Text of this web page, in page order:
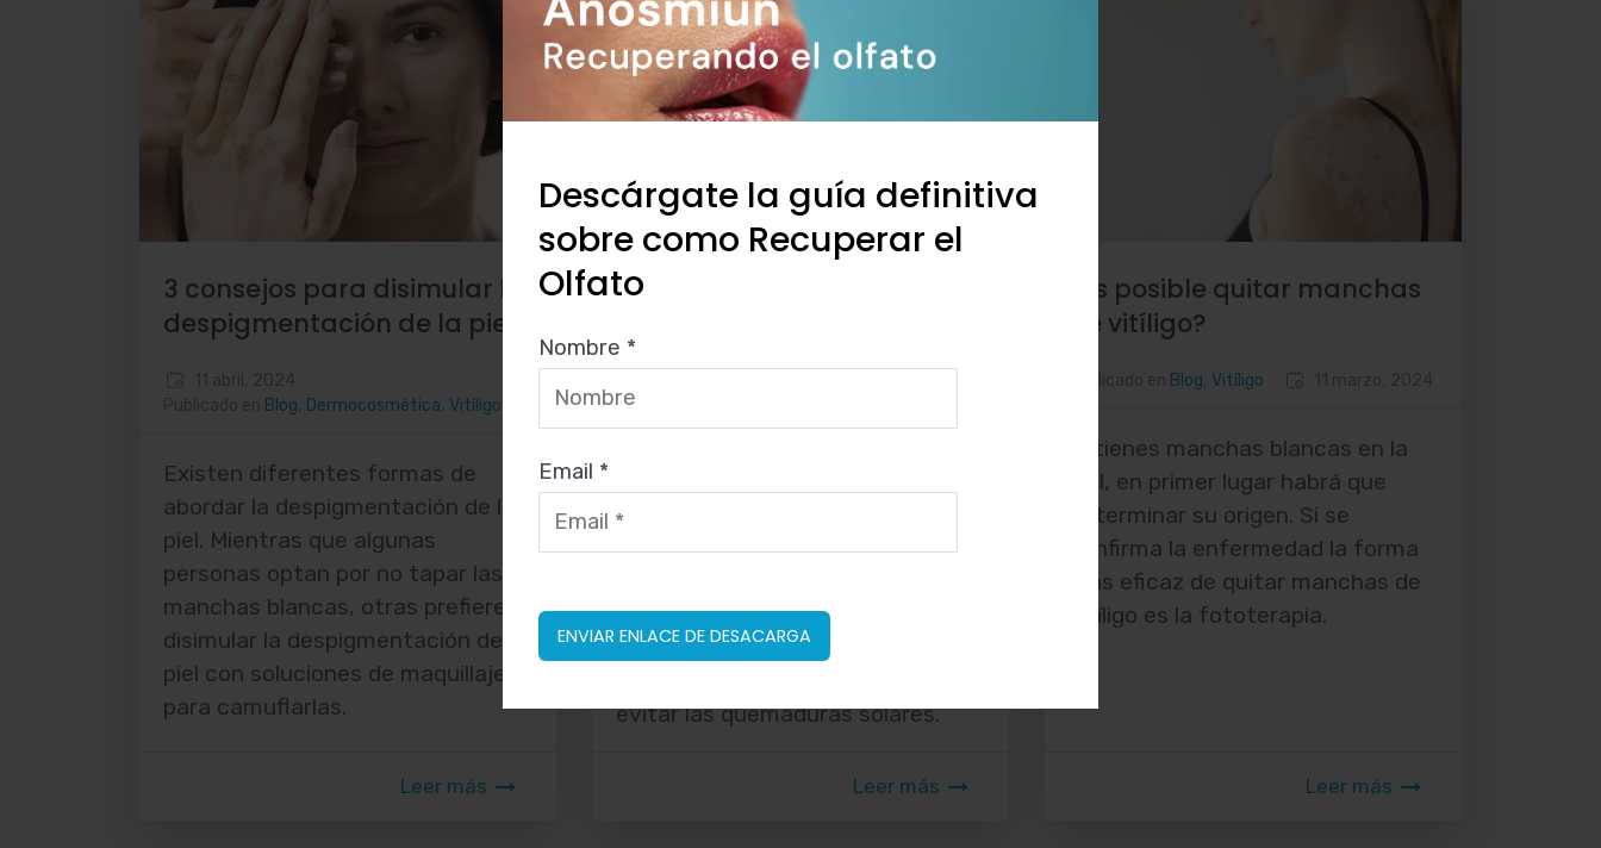
Descárgate la guía definitiva
sobre como Recuperar el
Olfato
Nombre *
Email *
3 consejos para disimular la
despigmentación de la piel
Blog Dermocosmética Vitíligo
Existen diferentes formas de
abordar la despigmentación de la
piel. Mientras que algunas
personas optan por no tapar las
manchas blancas, otras prefieren
disimular la despigmentación de la
piel con soluciones de maquillaje
para camuflarlas.
Leer más
Primavera: ¡protege las
frente al sol!
empiezan a alargar y nos
exponemos al sol por primera vez
manchas blancas en la piel a
causa del vitíligo, tendrás que
evitar las quemaduras solares.
Leer más
¿Es posible quitar manchas
de vitíligo?
Blog Vitíligo
Si tienes manchas blancas en la
piel, en primer lugar habrá que
determinar su origen. Si se
confirma la enfermedad la forma
más eficaz de quitar manchas de
vitíligo es la fototerapia.
Leer más